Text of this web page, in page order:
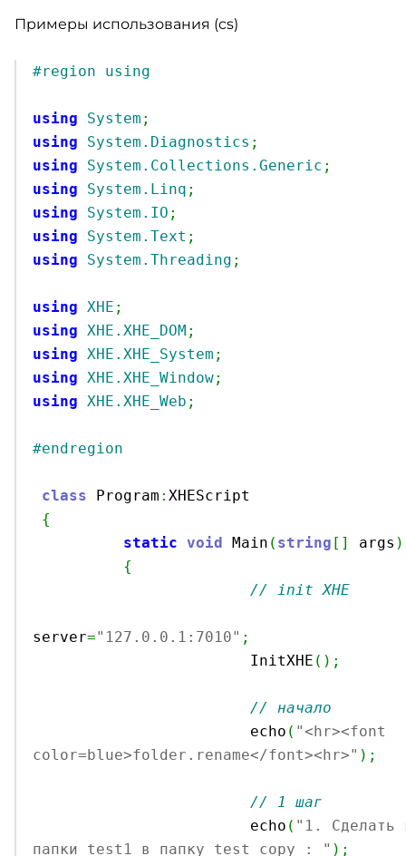
Примеры использования (cs)
#region using
using System ;
using
System.Diagnostics ;
using
System.Collections.Generic ;
using
System.Linq ;
using
System.IO ;
using
System.Text ;
using
System.Threading ;
using XHE ;
using XHE.XHE_DOM ;
using XHE.XHE_System ;
using XHE.XHE_Window;
using XHE.XHE_Web ;
#endregion
class Program : XHEScript
{
static void Main ( string [ ] args )
{
// init XHE
server="127.0.0.1:7010" ;
			InitXHE
( ) ;
// начало
			echo
( "<hr><font
color=blue>folder.rename</font><hr>" ) ;
// 1 шаг
			echo
( "1. Сделать
папки test1 в папку test_copy : " ) ;